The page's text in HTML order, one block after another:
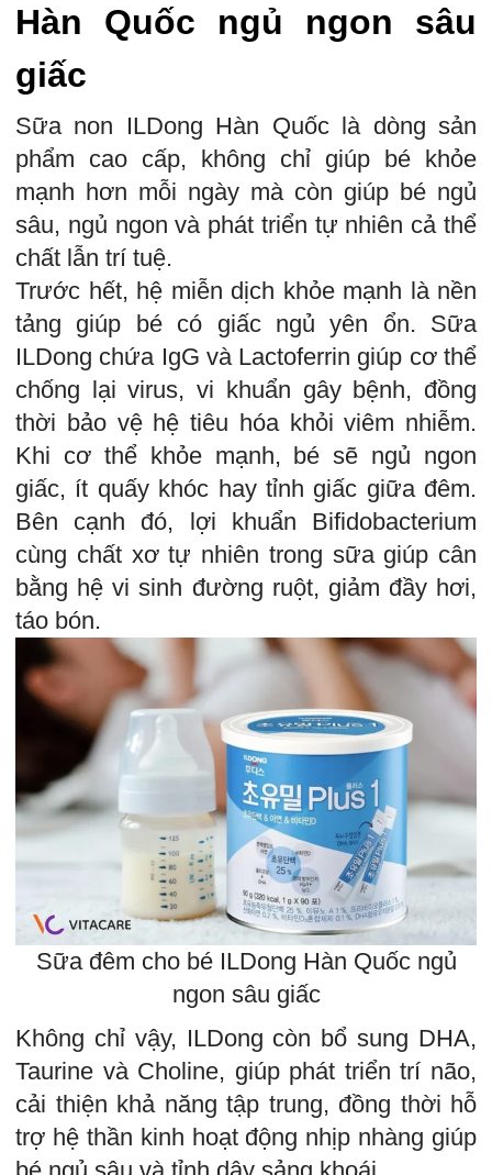
Hàn Quốc ngủ ngon sâu
giấc
Sữa non ILDong Hàn Quốc là dòng sản
phẩm cao cấp, không chỉ giúp bé khỏe
mạnh hơn mỗi ngày mà còn giúp bé ngủ
sâu, ngủ ngon và phát triển tự nhiên cả thể
chất lẫn trí tuệ.
Trước hết, hệ miễn dịch khỏe mạnh là nền
tảng giúp bé có giấc ngủ yên ổn. Sữa
ILDong chứa IgG và Lactoferrin giúp cơ thể
chống lại virus, vi khuẩn gây bệnh, đồng
thời bảo vệ hệ tiêu hóa khỏi viêm nhiễm.
Khi cơ thể khỏe mạnh, bé sẽ ngủ ngon
giấc, ít quấy khóc hay tỉnh giấc giữa đêm.
Bên cạnh đó, lợi khuẩn Bifidobacterium
cùng chất xơ tự nhiên trong sữa giúp cân
bằng hệ vi sinh đường ruột, giảm đầy hơi,
táo bón.
Sữa đêm cho bé ILDong Hàn Quốc ngủ
ngon sâu giấc
Không chỉ vậy, ILDong còn bổ sung DHA,
Taurine và Choline, giúp phát triển trí não,
cải thiện khả năng tập trung, đồng thời hỗ
trợ hệ thần kinh hoạt động nhịp nhàng giúp